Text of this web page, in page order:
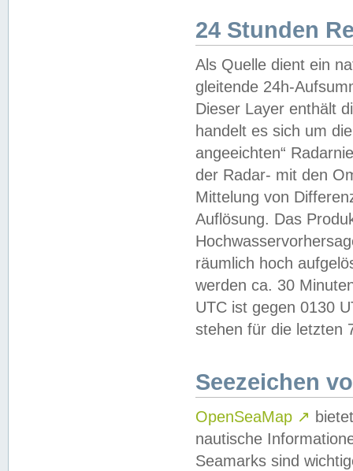
24 Stunden
Als Quelle dient ein
gleitende 24h-
Dieser Layer enthält
handelt es sich um
angeeichten“
der Radar- mit den
Mittelung von
Auflösung. Das
räumlich hoch
werden ca. 30
UTC ist gegen 0130
stehen für die letzten
Seezeichen
OpenSeaMap ↗
nautische
Seamarks sind